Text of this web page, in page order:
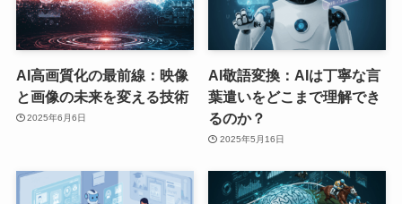
AI高画質化の最前線：映像
と画像の未来を変える技術
2025年6月6日
AI敬語変換：AIは丁寧な言
葉遣いをどこまで理解でき
るのか？
2025年5月16日